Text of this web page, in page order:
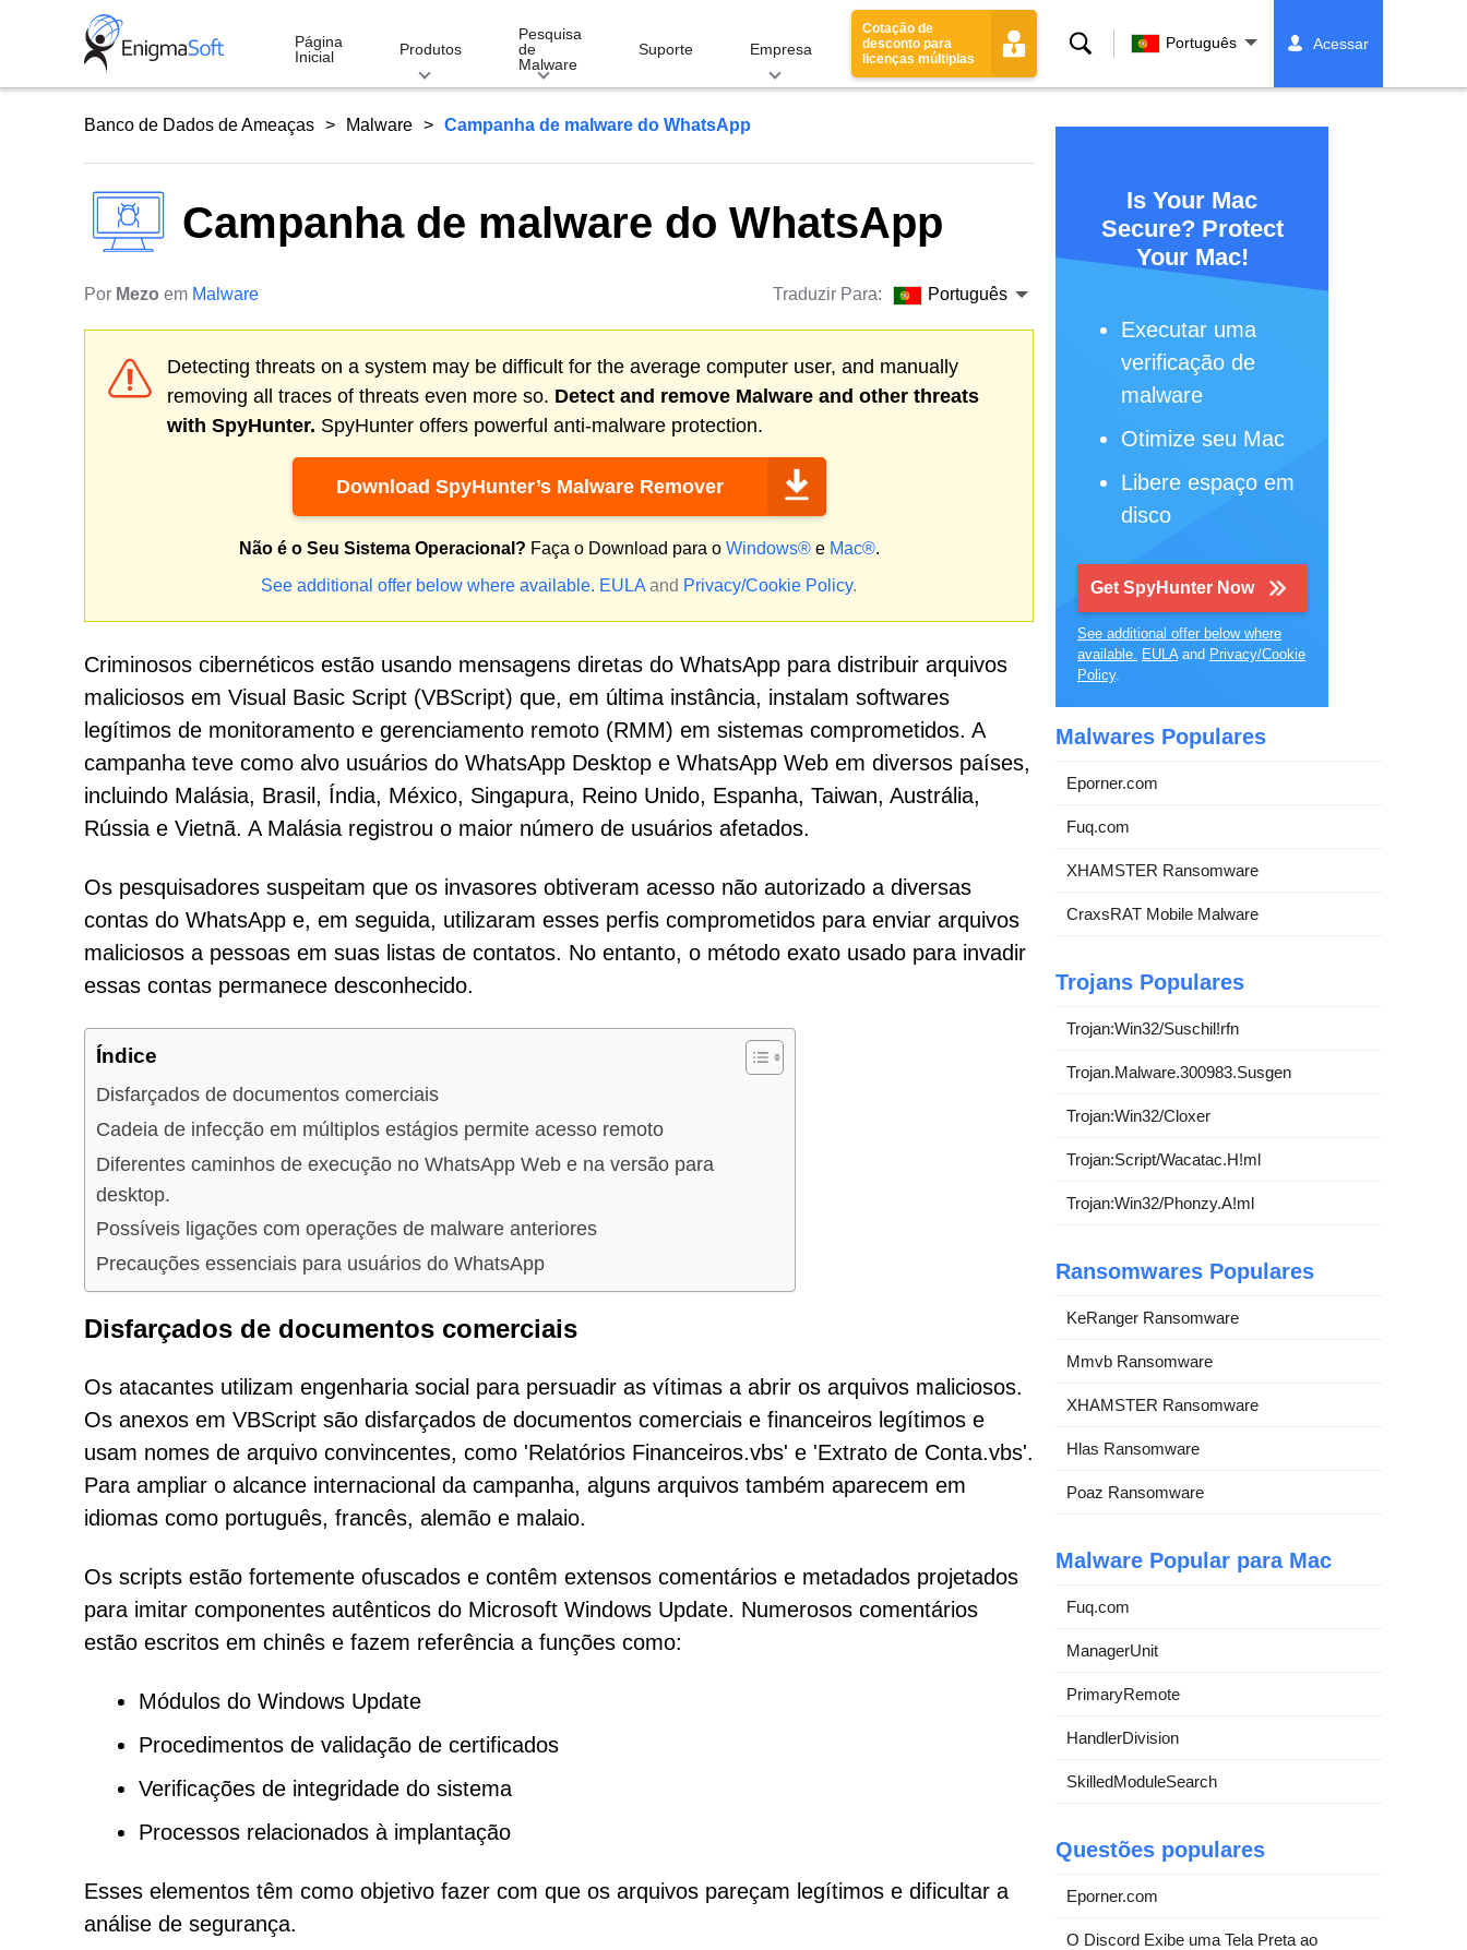
Página
Inicial
Produtos
Pesquisa
de
Malware
Suporte Empresa
Cotação de
desconto para
licenças múltiplas
Buscar Português Acessar
Banco de Dados de Ameaças Malware Campanha de malware do WhatsApp
Campanha de malware do WhatsApp
Por Mezo em Malware Traduzir Para: Português
Detecting threats on a system may be difficult for the average computer user, and manually
removing all traces of threats even more so. Detect and remove Malware and other threats
with SpyHunter. SpyHunter offers powerful anti-malware protection.
Download SpyHunter’s Malware Remover
Não é o Seu Sistema Operacional? Faça o Download para o Windows®e Mac®.
See additional offer below where available. EULA and Privacy/Cookie Policy.
Criminosos cibernéticos estão usando mensagens diretas do WhatsApp para distribuir arquivos
maliciosos em Visual Basic Script (VBScript) que, em última instância, instalam softwares
legítimos de monitoramento e gerenciamento remoto (RMM) em sistemas comprometidos. A
campanha teve como alvo usuários do WhatsApp Desktop e WhatsApp Web em diversos países,
incluindo Malásia, Brasil, Índia, México, Singapura, Reino Unido, Espanha, Taiwan, Austrália,
Rússia e Vietnã. A Malásia registrou o maior número de usuários afetados.
Os pesquisadores suspeitam que os invasores obtiveram acesso não autorizado a diversas
contas do WhatsApp e, em seguida, utilizaram esses perfis comprometidos para enviar arquivos
maliciosos a pessoas em suas listas de contatos. No entanto, o método exato usado para invadir
essas contas permanece desconhecido.
Índice
Disfarçados de documentos comerciais
Cadeia de infecção em múltiplos estágios permite acesso remoto
Diferentes caminhos de execução no WhatsApp Web e na versão para
desktop.
Possíveis ligações com operações de malware anteriores
Precauções essenciais para usuários do WhatsApp
Disfarçados de documentos comerciais
Os atacantes utilizam engenharia social para persuadir as vítimas a abrir os arquivos maliciosos.
Os anexos em VBScript são disfarçados de documentos comerciais e financeiros legítimos e
usam nomes de arquivo convincentes, como 'Relatórios Financeiros.vbs' e 'Extrato de Conta.vbs'.
Para ampliar o alcance internacional da campanha, alguns arquivos também aparecem em
idiomas como português, francês, alemão e malaio.
Os scripts estão fortemente ofuscados e contêm extensos comentários e metadados projetados
para imitar componentes autênticos do Microsoft Windows Update. Numerosos comentários
estão escritos em chinês e fazem referência a funções como:
Módulos do Windows Update
Procedimentos de validação de certificados
Verificações de integridade do sistema
Processos relacionados à implantação
Esses elementos têm como objetivo fazer com que os arquivos pareçam legítimos e dificultar a
análise de segurança.
Is Your Mac
Secure? Protect
Your Mac!
Executar uma
verificação de
malware
Otimize seu Mac
Libere espaço em
disco
Get SpyHunter Now
See additional offer below where
available. EULAand Privacy/Cookie
Policy.
Malwares Populares
Eporner.com
Fuq.com
XHAMSTER Ransomware
CraxsRAT Mobile Malware
Trojans Populares
Trojan:Win32/Suschil!rfn
Trojan.Malware.300983.Susgen
Trojan:Win32/Cloxer
Trojan:Script/Wacatac.H!ml
Trojan:Win32/Phonzy.A!ml
Ransomwares Populares
KeRanger Ransomware
Mmvb Ransomware
XHAMSTER Ransomware
Hlas Ransomware
Poaz Ransomware
Malware Popular para Mac
Fuq.com
ManagerUnit
PrimaryRemote
HandlerDivision
SkilledModuleSearch
Questões populares
Eporner.com
O Discord Exibe uma Tela Preta ao